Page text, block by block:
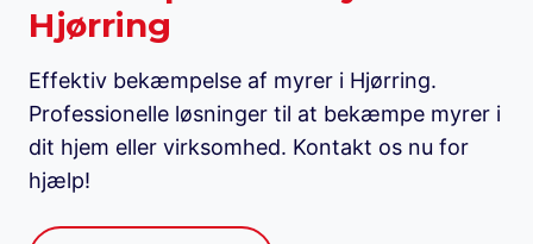
Hjørring
Effektiv bekæmpelse af myrer i Hjørring.
Professionelle løsninger til at bekæmpe myrer i
dit hjem eller virksomhed. Kontakt os nu for
hjælp!